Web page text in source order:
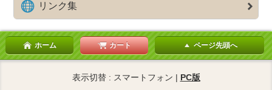
リンク集
ホーム カート ページ先頭へ
表示切替 : スマートフォン | PC版